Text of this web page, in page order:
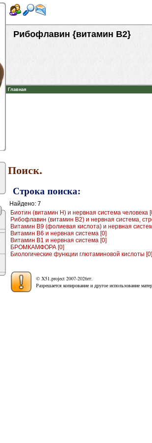
Рибофлавин {витамин B2}
Главная
Поиск.
Строка поиска:
Найдено: 7
Биотин (витамин H) и нервная система человека
Рибофлавин (витамин B2) и нервная система,
Витамин B9 (фолиевая кислота) и нервная
Витамин B6 и нервная система [0]
Витамин B1 и нервная система [0]
БРОМКАМФОРА [0]
Биологические функции глютаминовой кислоты [0]
© X51.project 2007-2026гг.
Разрешается копирование и другое использование